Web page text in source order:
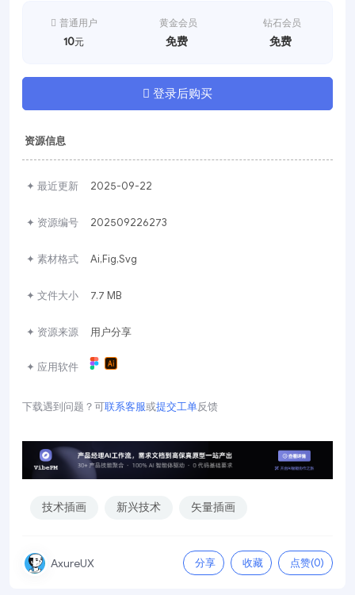
普通用户
10元
黄金会员
免费
钻石会员
免费
登录后购买
资源信息
✦ 最近更新 2025-09-22
✦ 资源编号 202509226273
✦ 素材格式 Ai,Fig,Svg
✦ 文件大小 7.7 MB
✦ 资源来源 用户分享
✦ 应用软件
下载遇到问题？可联系客服或提交工单反馈
技术插画 新兴技术 矢量插画
AxureUX 分享 收藏 点赞(0)